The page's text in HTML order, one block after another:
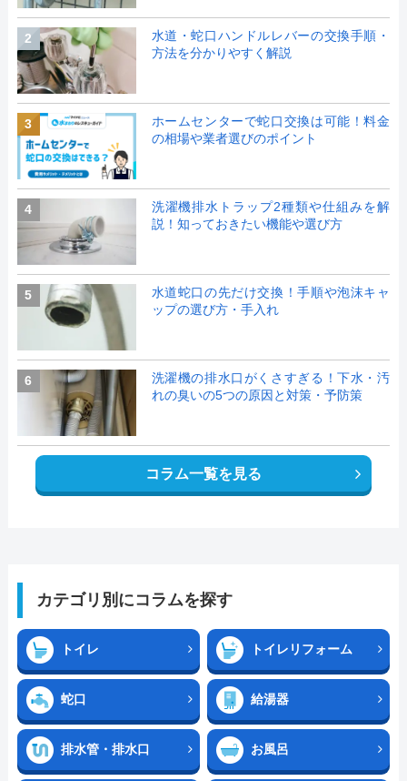
2
水道・蛇口ハンドルレバーの交換手順・
方法を分かりやすく解説
3
ホームセンターで蛇口交換は可能！料金
の相場や業者選びのポイント
4
洗濯機排水トラップ2種類や仕組みを解
説！知っておきたい機能や選び方
5
水道蛇口の先だけ交換！手順や泡沫キャ
ップの選び方・手入れ
6
洗濯機の排水口がくさすぎる！下水・汚
れの臭いの5つの原因と対策・予防策
コラム一覧を見る
カテゴリ別にコラムを探す
トイレ トイレリフォーム
蛇口 給湯器
排水管・排水口 お風呂